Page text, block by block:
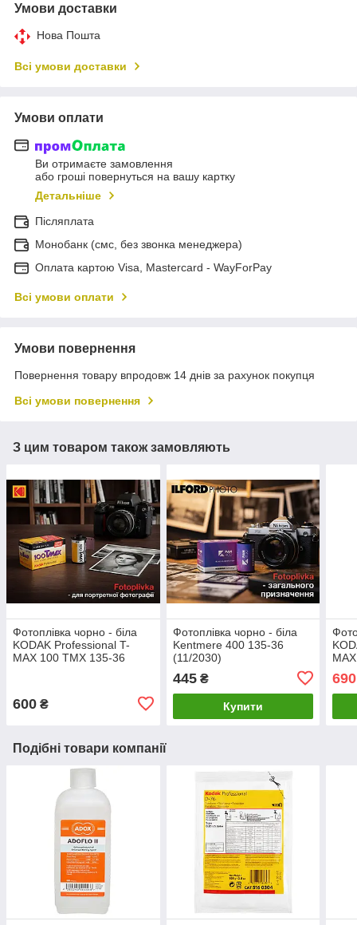
Умови доставки
Нова Пошта
Всі умови доставки
Умови оплати
Ви отримаєте замовлення
або гроші повернуться на вашу картку
Детальніше
Післяплата
Монобанк (смс, без звонка менеджера)
Оплата картою Visa, Mastercard - WayForPay
Всі умови оплати
Умови повернення
Повернення товару впродовж 14 днів за рахунок покупця
Всі умови повернення
З цим товаром також замовляють
Фотоплівка чорно - біла
KODAK Professional T-
MAX 100 TMX 135-36
600 ₴
Фотоплівка чорно - біла
Kentmere 400 135-36
(11/2030)
445₴
Купити
690
Подібні товари компанії